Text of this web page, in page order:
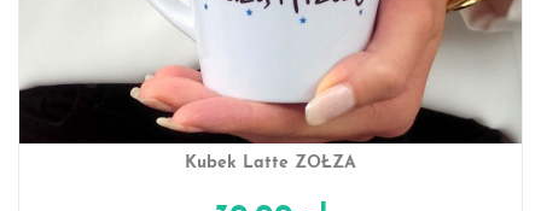
Kubek Latte ZOŁZA